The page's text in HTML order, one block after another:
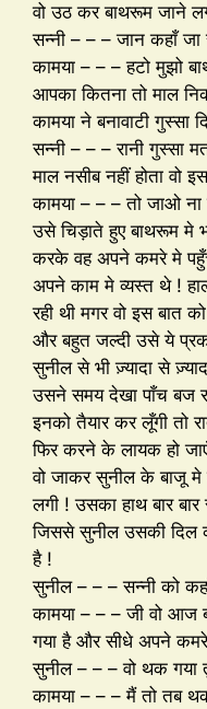
वो उठ कर बाथरूम जाने
सन्नी – – – जान कहाँ जा
कामया – – – हटो मुझो
आपका कितना तो माल
कामया ने बनावाटी गुस्सा
सन्नी – – – रानी गुस्सा
माल नसीब नहीं होता वो
कामया – – – तो जाओ
उसे चिड़ाते हुए बाथरूम मे
करके वह अपने कमरे मे
अपने काम मे व्यस्त थे !
रही थी मगर वो इस बात
और बहुत जल्दी उसे ये
सुनील से भी ज़्यादा से
उसने समय देखा पाँच बज
इनको तैयार कर लूँगी तो
फिर करने के लायक हो
वो जाकर सुनील के बाजू
लगी ! उसका हाथ बार
जिससे सुनील उसकी दिल
है !
सुनील – – – सन्नी को
कामया – – – जी वो आज
गया है और सीधे अपने
सुनील – – – वो थक गया
कामया – – – मैं तो तब